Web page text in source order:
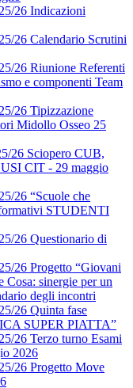
26 Indicazioni
26 Calendario Scrutini
26 Riunione Referenti
e componenti Team
26 Tipizzazione
Midollo Osseo 25
26 Sciopero CUB,
CIT - 29 maggio
26 “Scuole che
STUDENTI
26 Questionario di
26 Progetto “Giovani
Cosa: sinergie per un
degli incontri
26 Quinta fase
SUPER PIATTA”
26 Terzo turno Esami
2026
26 Progetto Move